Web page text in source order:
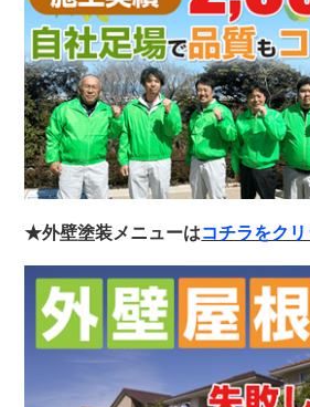
★外壁塗装メニューはコチラをクリ